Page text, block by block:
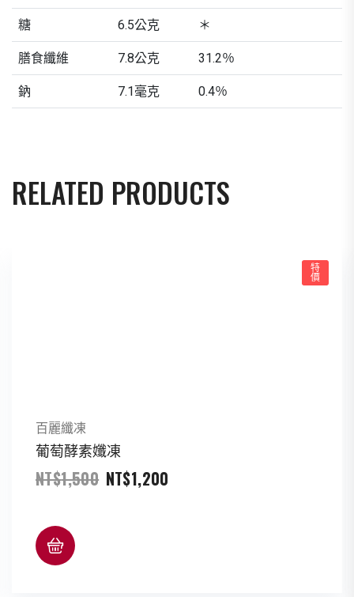
糖 6.5公克 ＊
膳食纖維 7.8公克 31.2％
鈉 7.1毫克 0.4％
RELATED PRODUCTS
特
價
百麗纖凍
葡萄酵素孅凍
NT$1,500 原
始
NT$1,200